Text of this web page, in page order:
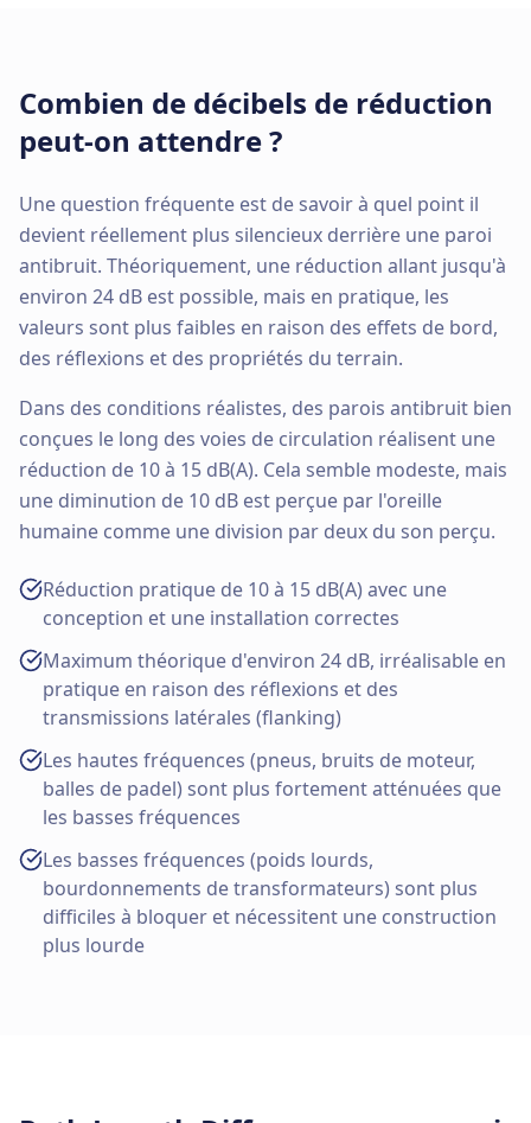
Combien de décibels de réduction
peut-on attendre ?
Une question fréquente est de savoir à quel point il
devient réellement plus silencieux derrière une paroi
antibruit. Théoriquement, une réduction allant jusqu'à
environ 24 dB est possible, mais en pratique, les
valeurs sont plus faibles en raison des effets de bord,
des réflexions et des propriétés du terrain.
Dans des conditions réalistes, des parois antibruit bien
conçues le long des voies de circulation réalisent une
réduction de 10 à 15 dB(A). Cela semble modeste, mais
une diminution de 10 dB est perçue par l'oreille
humaine comme une division par deux du son perçu.
Réduction pratique de 10 à 15 dB(A) avec une
conception et une installation correctes
Maximum théorique d'environ 24 dB, irréalisable en
pratique en raison des réflexions et des
transmissions latérales (flanking)
Les hautes fréquences (pneus, bruits de moteur,
balles de padel) sont plus fortement atténuées que
les basses fréquences
Les basses fréquences (poids lourds,
bourdonnements de transformateurs) sont plus
difficiles à bloquer et nécessitent une construction
plus lourde